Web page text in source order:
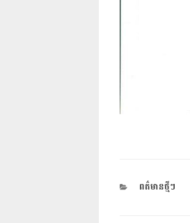
CATEGORIES
ពត៌មានថ្មីៗ